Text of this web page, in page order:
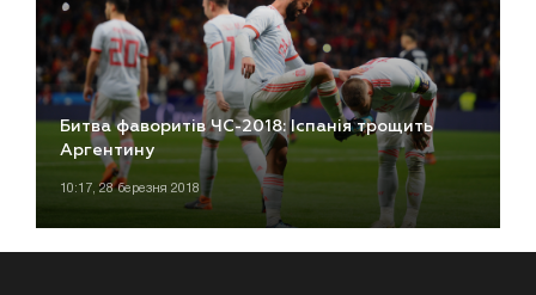
Битва фаворитів ЧС-2018: Іспанія трощить
Аргентину
10:17, 28 березня 2018